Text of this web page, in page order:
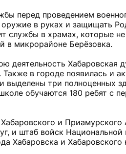
перед проведением
в руках и защищать
службы в храмах, которые
микрорайоне Берёзовка.
Хабаровская
в городе появилась и
три полноценных
обучаются 180 ребят с
и Приамурского
и штаб войск Национальной
Хабаровска и